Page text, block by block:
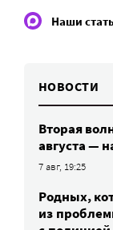
Наши
НОВОСТИ
Вторая
августа —
7 авг, 19:25
Родных,
из